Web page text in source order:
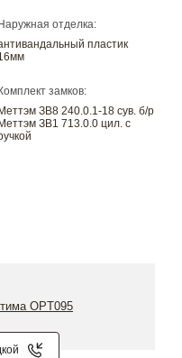
отделка:
пластик
замков:
ЗВ8 240.0.1-18 сув. б/р
ЗВ1 713.0.0 цил. с